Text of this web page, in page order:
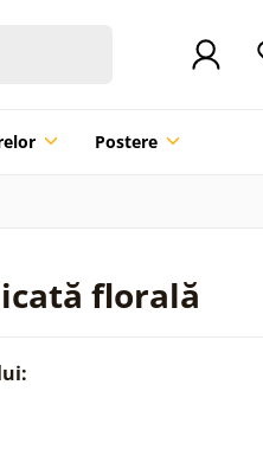
Postere
florală